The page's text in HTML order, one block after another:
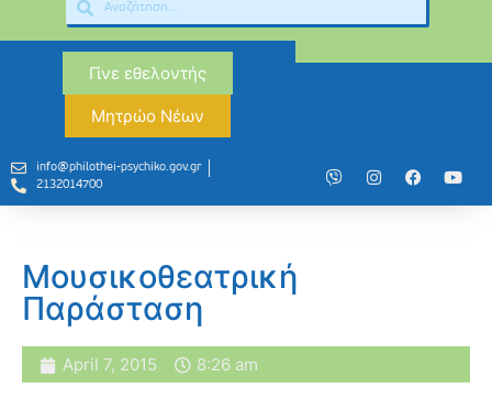
Γίνε εθελοντής
Μητρώο Νέων
info@philothei-psychiko.gov.gr
2132014700
Μουσικοθεατρική
Παράσταση
April 7, 2015 8:26 am